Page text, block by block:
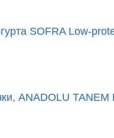
SOFRA Low-
ANADOLU